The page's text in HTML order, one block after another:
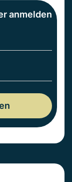
anmelden